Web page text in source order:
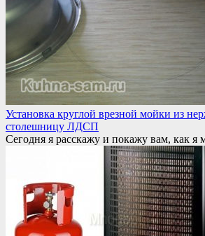
Установка круглой врезной мойки из
столешницу ЛДСП
Сегодня я расскажу и покажу вам, как я